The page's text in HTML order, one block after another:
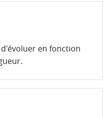
en fonction